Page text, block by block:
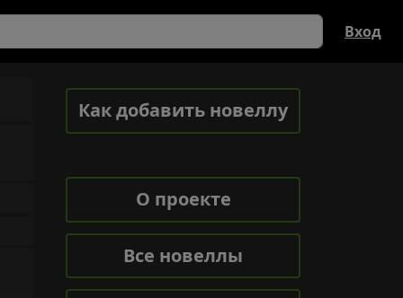
Вход
Как добавить новеллу
О проекте
Все новеллы